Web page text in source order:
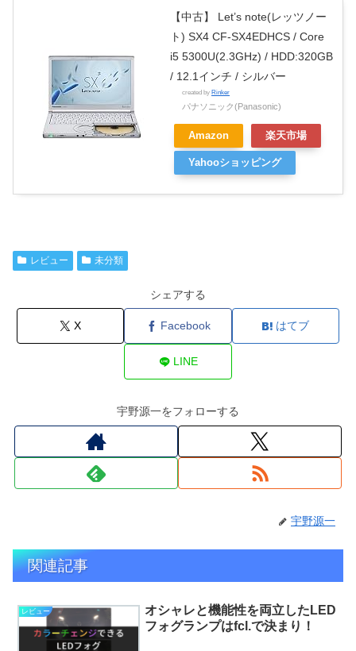
【中古】 Let’s note(レッツノー
ト) SX4 CF-SX4EDHCS / Core
i5 5300U(2.3GHz) / HDD:320GB
/ 12.1インチ / シルバー
created by Rinker
パナソニック(Panasonic)
Amazon 楽天市場
Yahooショッピング
レビュー 未分類
シェアする
X Facebook はてブ
LINE
宇野源一をフォローする
宇野源一
関連記事
レビュー
オシャレと機能性を両立したLED
フォグランプはfcl.で決まり！